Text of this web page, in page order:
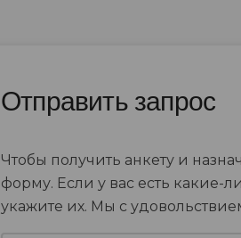
Отправить запрос
Чтобы получить анкету и
форму. Если у вас есть какие-
укажите их. Мы с